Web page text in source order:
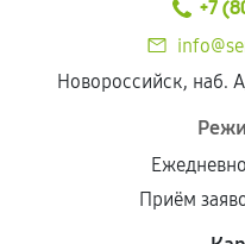
+7
Новороссийск, наб.
Приём